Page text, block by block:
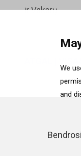
We
and
ir Vakarų...